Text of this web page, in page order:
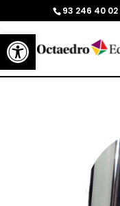
Abrir barra de
93 246 40 02